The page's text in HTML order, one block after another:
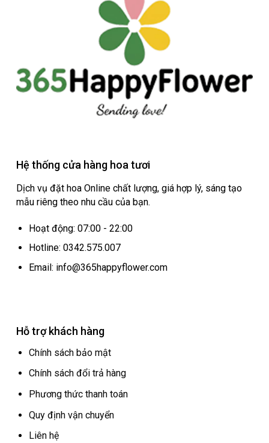
Hệ thống cửa hàng hoa tươi
Dịch vụ đặt hoa Online chất lượng, giá hợp lý, sáng tạo
mẫu riêng theo nhu cầu của bạn.
Hoạt động: 07:00 - 22:00
Hotline: 0342.575.007
Email: info@365happyflower.com
Hỗ trợ khách hàng
Chính sách bảo mật
Chính sách đổi trả hàng
Phương thức thanh toán
Quy định vận chuyển
Liên hệ